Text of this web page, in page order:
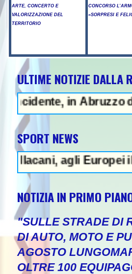
ARTE, CONCERTO E
VALORIZZAZIONE DEL
TERRITORIO
CONCORSO
«SORPRESI E
ULTIME NOTIZIE DALLA
in Abruzzo dieci
SPORT NEWS
agli Europei il quinto
NOTIZIA IN PRIMO
"SULLE STRADE DI
DI AUTO, MOTO E
AGOSTO
OLTRE 100
- Sparatoria in